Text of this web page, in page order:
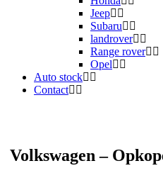
Jeep
Subaru
landrover
Range rover
Opel
Auto stock
Contact
Volkswagen –